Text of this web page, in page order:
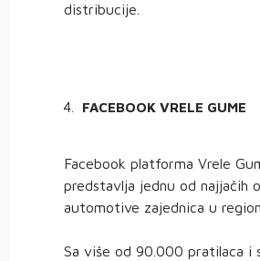
distribucije.
FACEBOOK VRELE GUME
Facebook platforma Vrele
predstavlja jednu od najjačih
automotive zajednica u
Sa više od 90.000 pratilaca i